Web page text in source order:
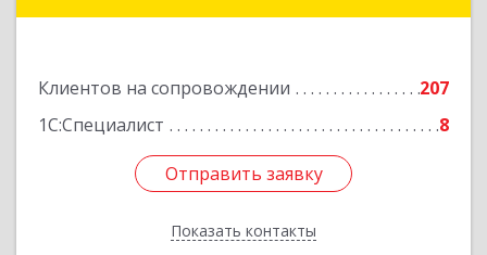
Клиентов на сопровождении
207
1С:Специалист
8
Отправить заявку
Показать контакты
Отправить заявку
Назад